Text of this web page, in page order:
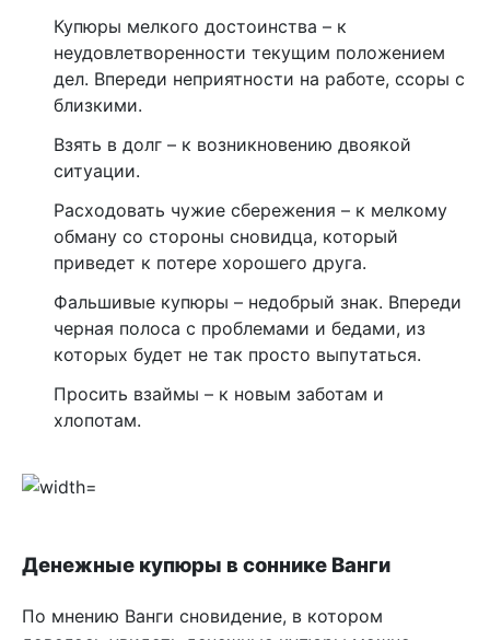
Купюры мелкого достоинства – к
неудовлетворенности текущим положением
дел. Впереди неприятности на работе, ссоры с
близкими.
Взять в долг – к возникновению двоякой
ситуации.
Расходовать чужие сбережения – к мелкому
обману со стороны сновидца, который
приведет к потере хорошего друга.
Фальшивые купюры – недобрый знак. Впереди
черная полоса с проблемами и бедами, из
которых будет не так просто выпутаться.
Просить взаймы – к новым заботам и
хлопотам.
Денежные купюры в соннике Ванги
По мнению Ванги сновидение, в котором